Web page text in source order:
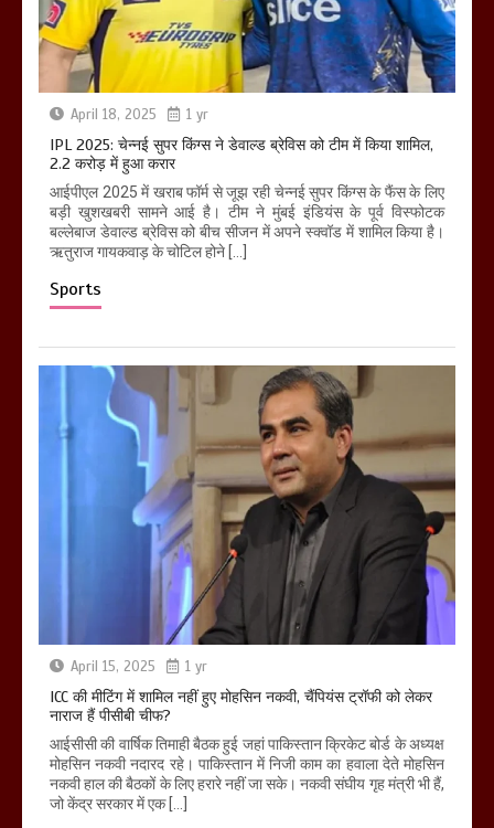
April 18, 2025 1 yr
IPL 2025: चेन्नई सुपर किंग्स ने डेवाल्ड ब्रेविस को टीम में किया शामिल,
2.2 करोड़ में हुआ करार
आईपीएल 2025 में खराब फॉर्म से जूझ रही चेन्नई सुपर किंग्स के फैंस के लिए
बड़ी खुशखबरी सामने आई है। टीम ने मुंबई इंडियंस के पूर्व विस्फोटक
बल्लेबाज डेवाल्ड ब्रेविस को बीच सीजन में अपने स्क्वॉड में शामिल किया है।
ऋतुराज गायकवाड़ के चोटिल होने […]
Sports
April 15, 2025 1 yr
ICC की मीटिंग में शामिल नहीं हुए मोहसिन नकवी, चैंपियंस ट्रॉफी को लेकर
नाराज हैं पीसीबी चीफ?
आईसीसी की वार्षिक तिमाही बैठक हुई जहां पाकिस्तान क्रिकेट बोर्ड के अध्यक्ष
मोहसिन नकवी नदारद रहे। पाकिस्तान में निजी काम का हवाला देते मोहसिन
नकवी हाल की बैठकों के लिए हरारे नहीं जा सके। नकवी संघीय गृह मंत्री भी हैं,
जो केंद्र सरकार में एक […]